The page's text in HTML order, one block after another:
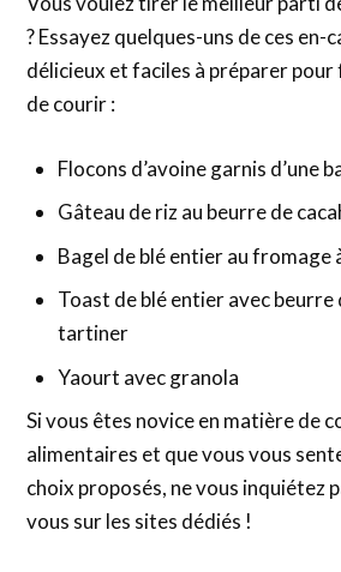
? Essayez quelques-uns de ces en-
délicieux et faciles à préparer pour
de courir :
Flocons d’avoine garnis d’une
Gâteau de riz au beurre de
Bagel de blé entier au fromage
Toast de blé entier avec beurre
tartiner
Yaourt avec granola
Si vous êtes novice en matière de
alimentaires et que vous vous
choix proposés, ne vous inquiétez
vous sur les sites dédiés !